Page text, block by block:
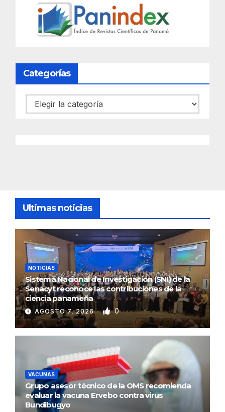
Categorías
Categorías
Ultimas noticias
NOTICIAS
Sistema Nacional de Investigación (SNI) de la
Senacyt reconoce las contribuciones de la
ciencia panameña
AGOSTO 7, 2026 0
VACUNAS
Grupo asesor técnico de la OMS recomienda
evaluar la vacuna Ervebo contra virus
Bundibugyo